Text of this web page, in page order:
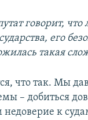
говорит,
его
такая
что так. Мы
– добиться
к